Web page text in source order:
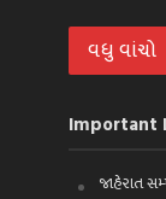
વધુ વાંચો
Important
જાહેરાત